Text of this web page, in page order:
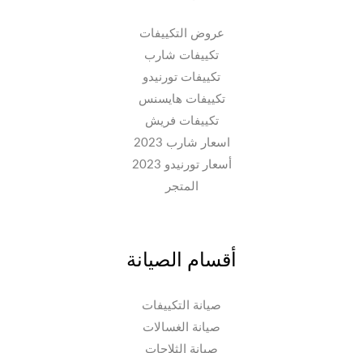
عروض التكييفات
تكييفات شارب
تكييفات تورنيدو
تكييفات هايسنس
تكييفات فريش
اسعار شارب 2023
أسعار تورنيدو 2023
المتجر
أقسام الصيانة
صيانة التكييفات
صيانة الغسالات
صيانة الثلاجات